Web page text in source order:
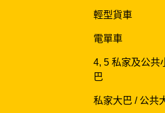
輕型貨車
電單車
4, 5 私家及公共
巴
私家大巴 / 公共